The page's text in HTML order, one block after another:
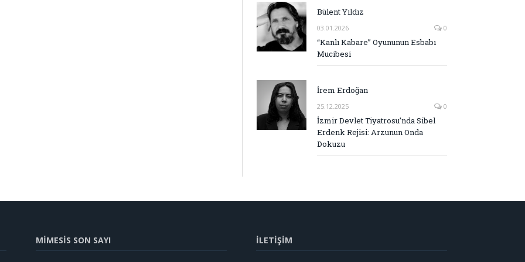
Bülent Yıldız
03.01.2026 0
“Kanlı Kabare” Oyununun Esbabı
Mucibesi
İrem Erdoğan
25.12.2025 0
İzmir Devlet Tiyatrosu’nda Sibel
Erdenk Rejisi: Arzunun Onda
Dokuzu
MİMESİS SON SAYI İLETİŞİM